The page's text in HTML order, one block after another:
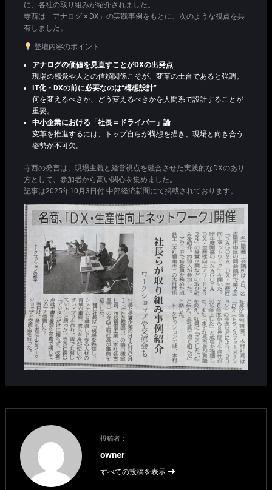
に、各社の取り組みが紹介されました。
寺西は「アナログ × DX」の実践事例をもとに、次のような視点を共
有しました。
登壇内容のポイント
アナログの価値を見直すことがDXの出発点
現場の感覚や人との信頼関係こそが、変革の土台であると強調。
IT化・DXの前に必要なのは“構想設計”
何を変えるべきか、どう変えるべきかを人間系で設計することが
重要。
中小企業における「社長＝ドライバー」論
変革を推進するには、トップ自らが構想を描き、現場と向き合う
姿勢が不可欠。
寺西の発言は、現場主義と経営視点を融合させた実践的なDXのあり
方として、参加者から高い関心を集めました。
記事は2025年10月3日付 中部経済新聞にて掲載されております。
投稿者：
owner
すべての投稿を表示